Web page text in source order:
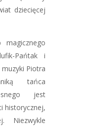
dziecięcej
Pańtak i
muzyki Piotra
tańca
jest
historycznej,
Niezwykle